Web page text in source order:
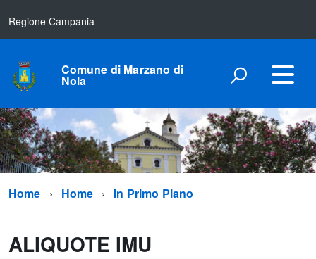
Regione Campania
Comune di Marzano di
Nola
Home Home In Primo Piano
ALIQUOTE IMU